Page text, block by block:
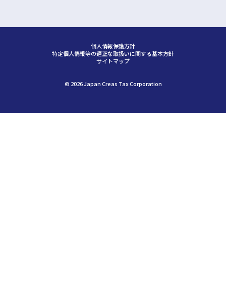
個人情報保護方針
特定個人情報等の適正な取扱いに関する基本方針
サイトマップ
©︎ 2026 Japan Creas Tax Corporation